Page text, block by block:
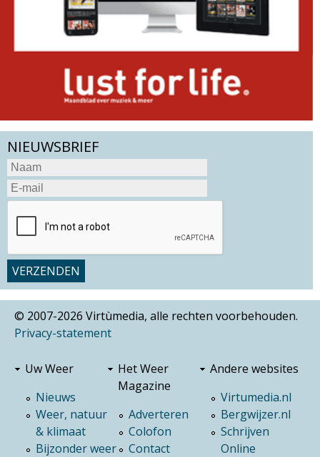
NIEUWSBRIEF
© 2007-2026 Virtùmedia, alle rechten voorbehouden.
Privacy-statement
Uw Weer
Nieuws
Weer, natuur
& klimaat
Bijzonder weer
Het Weer
Magazine
Adverteren
Colofon
Contact
Andere websites
Virtumedia.nl
Bergwijzer.nl
Schrijven
Online